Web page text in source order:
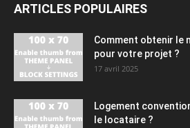
ARTICLES POPULAIRES
Comment obtenir le
pour votre projet ?
17 avril 2025
Logement
le locataire ?